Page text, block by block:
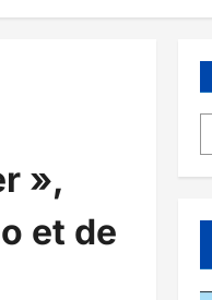
»,
et de